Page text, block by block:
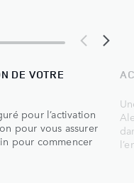
DE VOTRE
pour l’activation
pour vous assurer
pour commencer